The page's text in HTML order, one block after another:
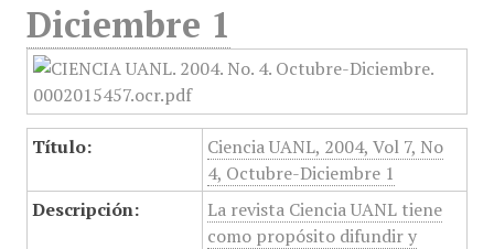
Diciembre 1
Título:
Ciencia UANL, 2004, Vol 7, No
4, Octubre-Diciembre 1
Descripción:
La revista Ciencia UANL tiene
como propósito difundir y